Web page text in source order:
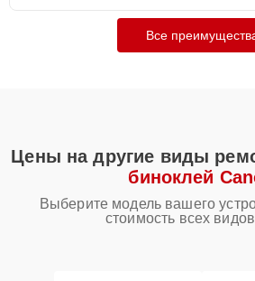
Все
Цены на другие виды
биноклей
Выберите модель вашего
стоимость всех